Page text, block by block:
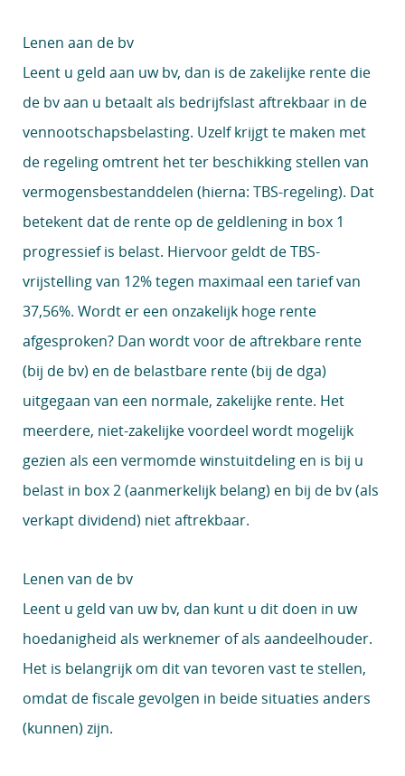
Lenen aan de bv
Leent u geld aan uw bv, dan is de zakelijke rente die
de bv aan u betaalt als bedrijfslast aftrekbaar in de
vennootschapsbelasting. Uzelf krijgt te maken met
de regeling omtrent het ter beschikking stellen van
vermogensbestanddelen (hierna: TBS-regeling). Dat
betekent dat de rente op de geldlening in box 1
progressief is belast. Hiervoor geldt de TBS-
vrijstelling van 12% tegen maximaal een tarief van
37,56%. Wordt er een onzakelijk hoge rente
afgesproken? Dan wordt voor de aftrekbare rente
(bij de bv) en de belastbare rente (bij de dga)
uitgegaan van een normale, zakelijke rente. Het
meerdere, niet-zakelijke voordeel wordt mogelijk
gezien als een vermomde winstuitdeling en is bij u
belast in box 2 (aanmerkelijk belang) en bij de bv (als
verkapt dividend) niet aftrekbaar.
Lenen van de bv
Leent u geld van uw bv, dan kunt u dit doen in uw
hoedanigheid als werknemer of als aandeelhouder.
Het is belangrijk om dit van tevoren vast te stellen,
omdat de fiscale gevolgen in beide situaties anders
(kunnen) zijn.